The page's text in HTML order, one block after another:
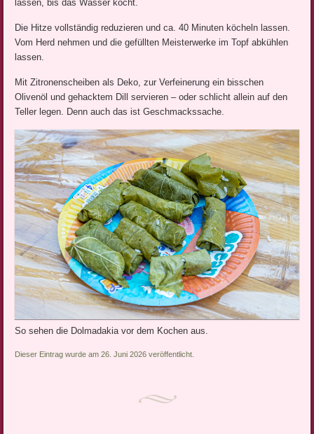
lassen, bis das Wasser kocht.
Die Hitze vollständig reduzieren und ca. 40 Minuten köcheln lassen.
Vom Herd nehmen und die gefüllten Meisterwerke im Topf abkühlen
lassen.
Mit Zitronenscheiben als Deko, zur Verfeinerung ein bisschen
Olivenöl und gehacktem Dill servieren – oder schlicht allein auf den
Teller legen. Denn auch das ist Geschmackssache.
So sehen die Dolmadakia vor dem Kochen aus.
Dieser Eintrag wurde am 26. Juni 2026 veröffentlicht.